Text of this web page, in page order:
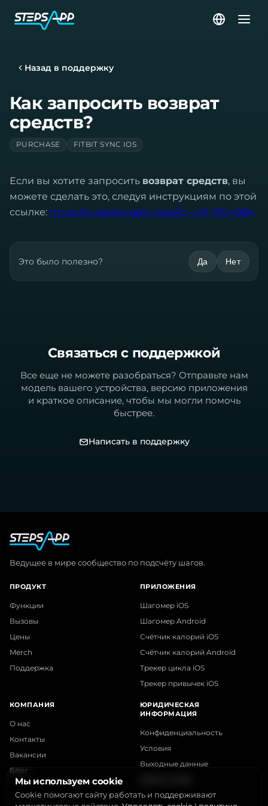
Назад в поддержку
Как запросить возврат
средств?
PURCHASE FITBIT SYNC IOS
Если вы хотите запросить возврат средств, вы
можете сделать это, следуя инструкциям по этой
ссылке: https://support.apple.com/en-ie/HT204084
Это было полезно? Да Нет
Связаться с поддержкой
Все еще не можете разобраться? Отправьте нам
модель вашего устройства, версию приложения
и краткое описание, чтобы мы могли помочь
быстрее.
Написать в поддержку
Ведущее в мире сообщество по подсчёту шагов.
ПРОДУКТ
Функции
Вызовы
Цены
Merch
Поддержка
ПРИЛОЖЕНИЯ
Шагомер iOS
Шагомер Android
Счётчик калорий iOS
Счётчик калорий Android
Трекер цикла iOS
Трекер привычек iOS
КОМПАНИЯ
О нас
Контакты
Вакансии
Блог
ЮРИДИЧЕСКАЯ
ИНФОРМАЦИЯ
Конфиденциальность
Условия
Выходные данные
Мы используем cookie
Cookie помогают сайту работать и поддерживают